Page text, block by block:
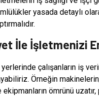
yasada detaylı
İle İşletmenizi
çalışanların iş
Örneğin
ömrünü